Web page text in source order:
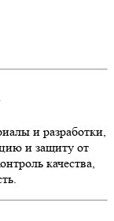
и разработки,
и защиту от
качества,